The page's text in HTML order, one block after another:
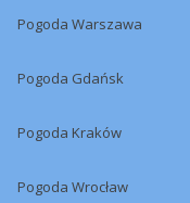
Pogoda Warszawa
Pogoda Gdańsk
Pogoda Kraków
Pogoda Wrocław